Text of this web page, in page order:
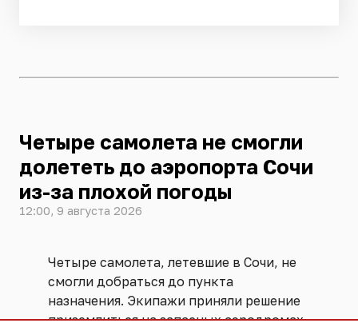
Четыре самолета не смогли
долететь до аэропорта Сочи
из-за плохой погоды
12:00, 9 августа 2026
Четыре самолета, летевшие в Сочи, не
смогли добраться до пункта
назначения. Экипажи приняли решение
приземлиться на запасных аэродромах.